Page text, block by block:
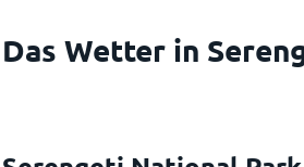
Das Wetter in